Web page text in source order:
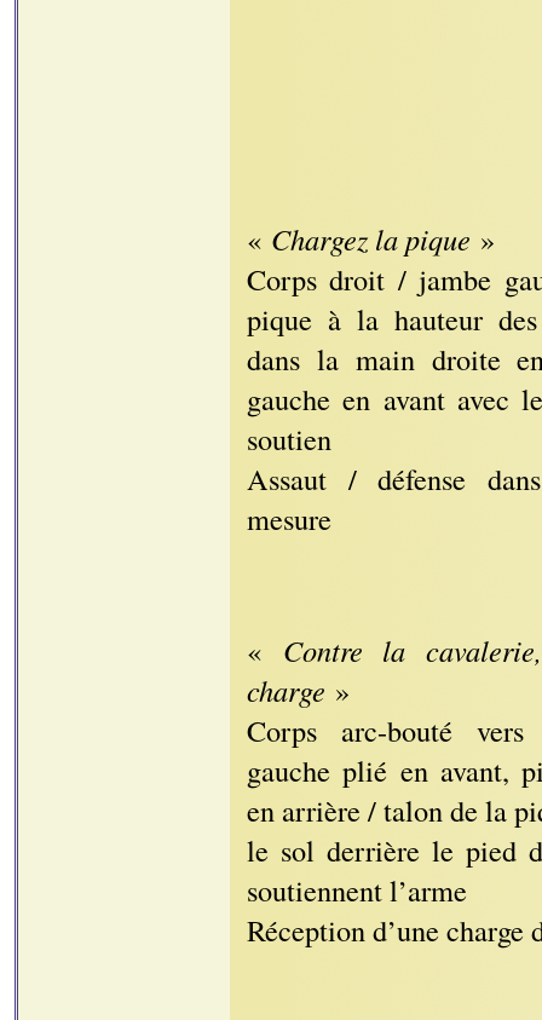
« Chargez la pique »
Corps droit / jambe
pique à la hauteur
dans la main droite
gauche en avant avec
soutien
Assaut / défense
mesure
« Contre la
charge »
Corps arc-bouté
gauche plié en avant,
en arrière / talon de la
le sol derrière le pied
soutiennent l’arme
Réception d’une charge